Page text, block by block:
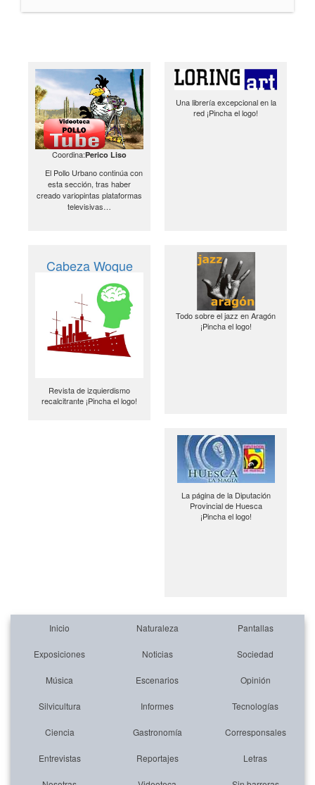
Coordina:Perico Liso
El Pollo Urbano continúa con
esta sección, tras haber
creado variopintas plataformas
televisivas…
Una librería excepcional en la
red ¡Pincha el logo!
Cabeza Woque
Revista de izquierdismo
recalcitrante ¡Pincha el logo!
Todo sobre el jazz en Aragón
¡Pincha el logo!
La página de la Diputación
Provincial de Huesca
¡Pincha el logo!
Inicio Naturaleza Pantallas
Exposiciones Noticias Sociedad
Música Escenarios Opinión
Silvicultura Informes Tecnologías
Ciencia Gastronomía Corresponsales
Entrevistas Reportajes Letras